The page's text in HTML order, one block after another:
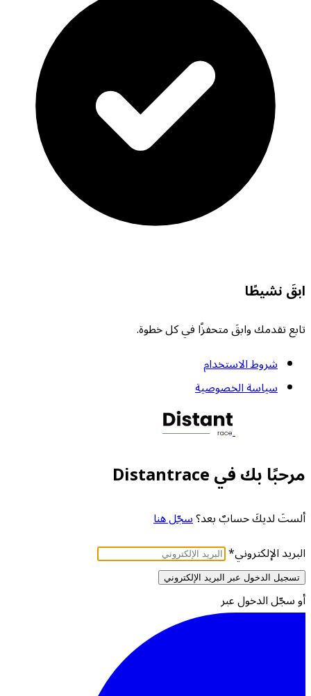
ابقَ نشيطًا
تابع تقدمك وابقَ متحفزًا في كل خطوة.
شروط الاستخدام
سياسة الخصوصية
مرحبًا بك في Distantrace
ألستَ لديكَ حسابٌ بعد؟سجّل هنا
البريد الإلكتروني*
تسجيل الدخول عبر البريد الإلكتروني
أو سجّل الدخول عبر